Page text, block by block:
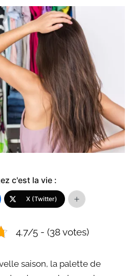
c'est la vie :
X (Twitter)
4.7/5 - (38 votes)
saison, la palette de